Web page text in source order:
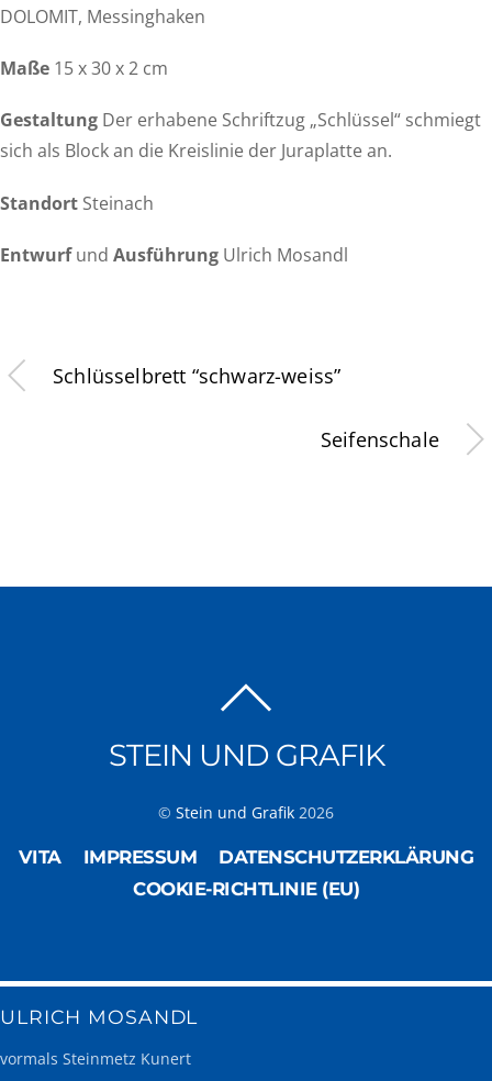
DOLOMIT, Messinghaken
Maße 15 x 30 x 2 cm
Gestaltung Der erhabene Schriftzug „Schlüssel“ schmiegt
sich als Block an die Kreislinie der Juraplatte an.
Standort Steinach
Entwurfund Ausführung Ulrich Mosandl
Schlüsselbrett “schwarz-weiss”
Seifenschale
STEIN UND GRAFIK
© Stein und Grafik 2026
VITA IMPRESSUM
DATENSCHUTZERKLÄRUNG
COOKIE-RICHTLINIE (EU)
ULRICH MOSANDL
vormals Steinmetz Kunert